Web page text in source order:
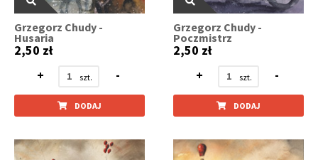
Grzegorz Chudy -
Husaria
2,50 zł
+
-
DODAJ
Grzegorz Chudy -
Poczmistrz
2,50 zł
+
-
DODAJ